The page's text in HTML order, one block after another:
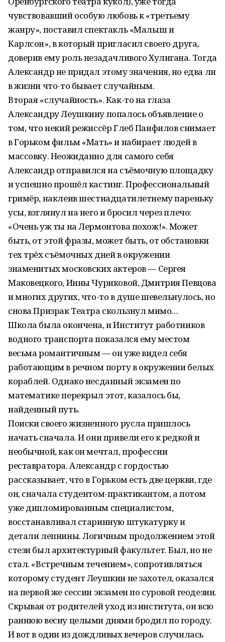
чувствовавший особую любовь к «третьему
жанру», поставил спектакль «Малыш и
Карлсон», в который пригласил своего друга,
доверив ему роль незадачливого Хулигана. Тогда
Александр не придал этому значения, но едва ли
в жизни что-то бывает случайным.
Вторая «случайность». Как-то на глаза
Александру Леушкину попалось объявление о
том, что некий режиссёр Глеб Панфилов снимает
в Горьком фильм «Мать» и набирает людей в
массовку. Неожиданно для самого себя
Александр отправился на съёмочную площадку
и успешно прошёл кас­тинг. Профессиональный
гримёр, наклеив шестнадцатилетнему пареньку
усы, взглянул на него и бросил через плечо:
«Очень уж ты на Лермонтова похож!». Может
быть, от этой фразы, может быть, от обстановки
тех трёх съёмочных дней в окружении
знаменитых московских актеров — Сергея
Маковецкого, Инны Чуриковой, Дмитрия Певцова
и многих других, что-то в душе шевельнулось, но
снова Призрак Театра скользнул мимо…
Школа была окончена, и Институт работников
водного транспорта показался ему местом
весьма романтичным — он уже видел себя
работающим в речном порту в окружении белых
кораблей. Однако несданный экзамен по
математике перекрыл этот, казалось бы,
найденный путь.
Поиски своего жизненного русла пришлось
начать сначала. И они привели его к редкой и
необычной, как он мечтал, профессии
реставратора. Александр с гордостью
рассказывает, что в Горьком есть две церкви, где
он, сначала студентом-практикантом, а потом
уже дипломированным специалистом,
восстанавливал старинную штукатурку и
детали лепнины. Логичным продолжением этой
стези был архитектурный факультет. Был, но не
стал. «Встречным течением», сопротивляться
которому студент Леушкин не захотел, оказался
на первой же сессии экзамен по суровой геодезии.
Скрывая от родителей уход из института, он всю
раннюю весну целыми днями бродил по городу.
И вот в один из дождливых вечеров случилась